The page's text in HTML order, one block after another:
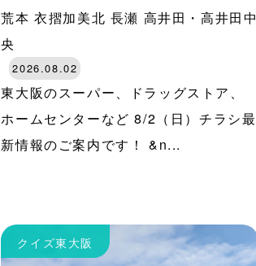
荒本 衣摺加美北 長瀬 高井田・高井田中
央
2026.08.02
東大阪のスーパー、ドラッグストア、
ホームセンターなど 8/2（日）チラシ最
新情報のご案内です！ &n...
クイズ東大阪